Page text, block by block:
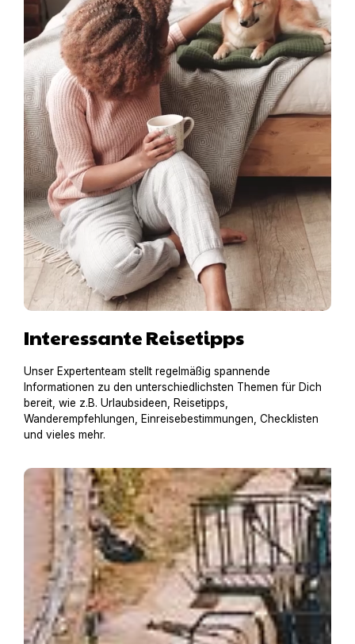
Interessante Reisetipps
Unser Expertenteam stellt regelmäßig spannende
Informationen zu den unterschiedlichsten Themen für Dich
bereit, wie z.B. Urlaubsideen, Reisetipps,
Wanderempfehlungen, Einreisebestimmungen, Checklisten
und vieles mehr.
Hausboot mit Hund